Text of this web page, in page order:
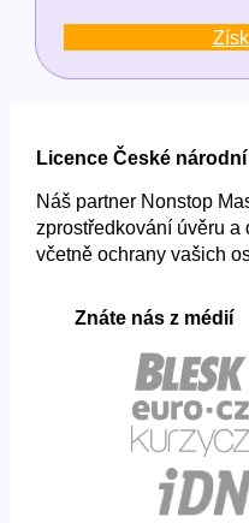
Licence České
Náš partner Nonstop
zprostředkování úvěru
včetně ochrany vašich
Znáte nás z médií